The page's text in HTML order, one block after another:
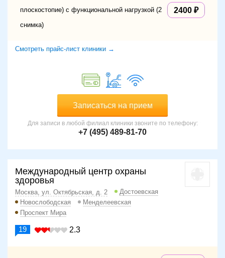
плоскостопие) с функциональной нагрузкой (2
снимка)
2400
Смотреть прайс-лист клиники →
Записаться на прием
Для записи в любой филиал клиники звоните по телефону:
+7 (495) 489-81-70
Международный центр охраны
здоровья
Москва, ул. Октябрьская, д. 2
Достоевская
Новослободская
Менделеевская
Проспект Мира
19 2.3